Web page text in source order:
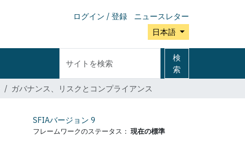
ログイン / 登録
ニュースレター
日本語
イ
ト
を
検
索
細
検
索
ガバナンス、リスクとコンプライアンス
SFIAバージョン 9
フレームワークのステータス： 現在の標準